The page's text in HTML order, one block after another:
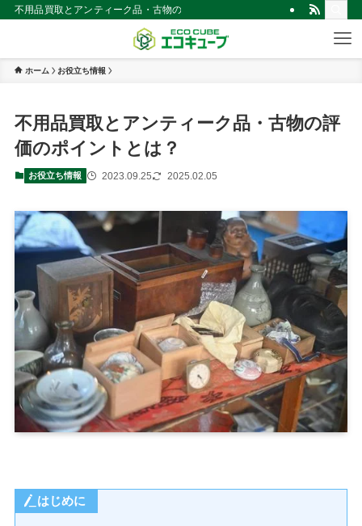
不用品買取とアンティーク品・古物の評価のポイントとは？ | 仙台市の不用
ホーム お役立ち情報
不用品買取とアンティーク品・古物の評
価のポイントとは？
お役立ち情報 2023.09.25 2025.02.05
はじめに